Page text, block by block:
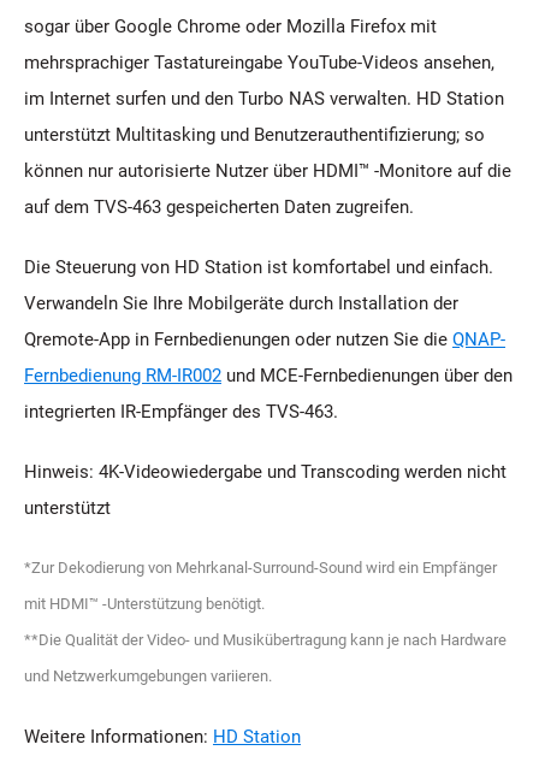
sogar über Google Chrome oder Mozilla Firefox mit
mehrsprachiger Tastatureingabe YouTube-Videos ansehen,
im Internet surfen und den Turbo NAS verwalten. HD Station
unterstützt Multitasking und Benutzerauthentifizierung; so
können nur autorisierte Nutzer über HDMI™ -Monitore auf die
auf dem TVS-463 gespeicherten Daten zugreifen.
Die Steuerung von HD Station ist komfortabel und einfach.
Verwandeln Sie Ihre Mobilgeräte durch Installation der
Qremote-App in Fernbedienungen oder nutzen Sie die QNAP-
Fernbedienung RM-IR002 und MCE-Fernbedienungen über den
integrierten IR-Empfänger des TVS-463.
Hinweis: 4K-Videowiedergabe und Transcoding werden nicht
unterstützt
*Zur Dekodierung von Mehrkanal-Surround-Sound wird ein Empfänger
mit HDMI™ -Unterstützung benötigt.
**Die Qualität der Video- und Musikübertragung kann je nach Hardware
und Netzwerkumgebungen variieren.
Weitere Informationen: HD Station